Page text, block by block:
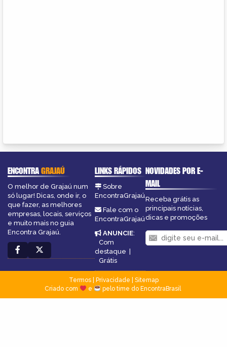
ENCONTRAGRAJAÚ
O melhor de Grajaú num
só lugar! Dicas, onde ir, o
que fazer, as melhores
empresas, locais, serviços
e muito mais no guia
Encontra Grajaú.
LINKS RÁPIDOS
Sobre
EncontraGrajaú
Fale com o
EncontraGrajaú
ANUNCIE:
Com
destaque |
Grátis
NOVIDADES POR E-
MAIL
Receba grátis as
principais notícias,
dicas e promoções
Termos| Privacidade
Sitemap
Criado com
e pelo time do EncontraBrasil